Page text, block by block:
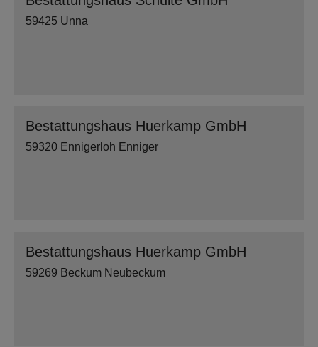
59425 Unna
Bestattungshaus Huerkamp GmbH
59320 Ennigerloh Enniger
Bestattungshaus Huerkamp GmbH
59269 Beckum Neubeckum